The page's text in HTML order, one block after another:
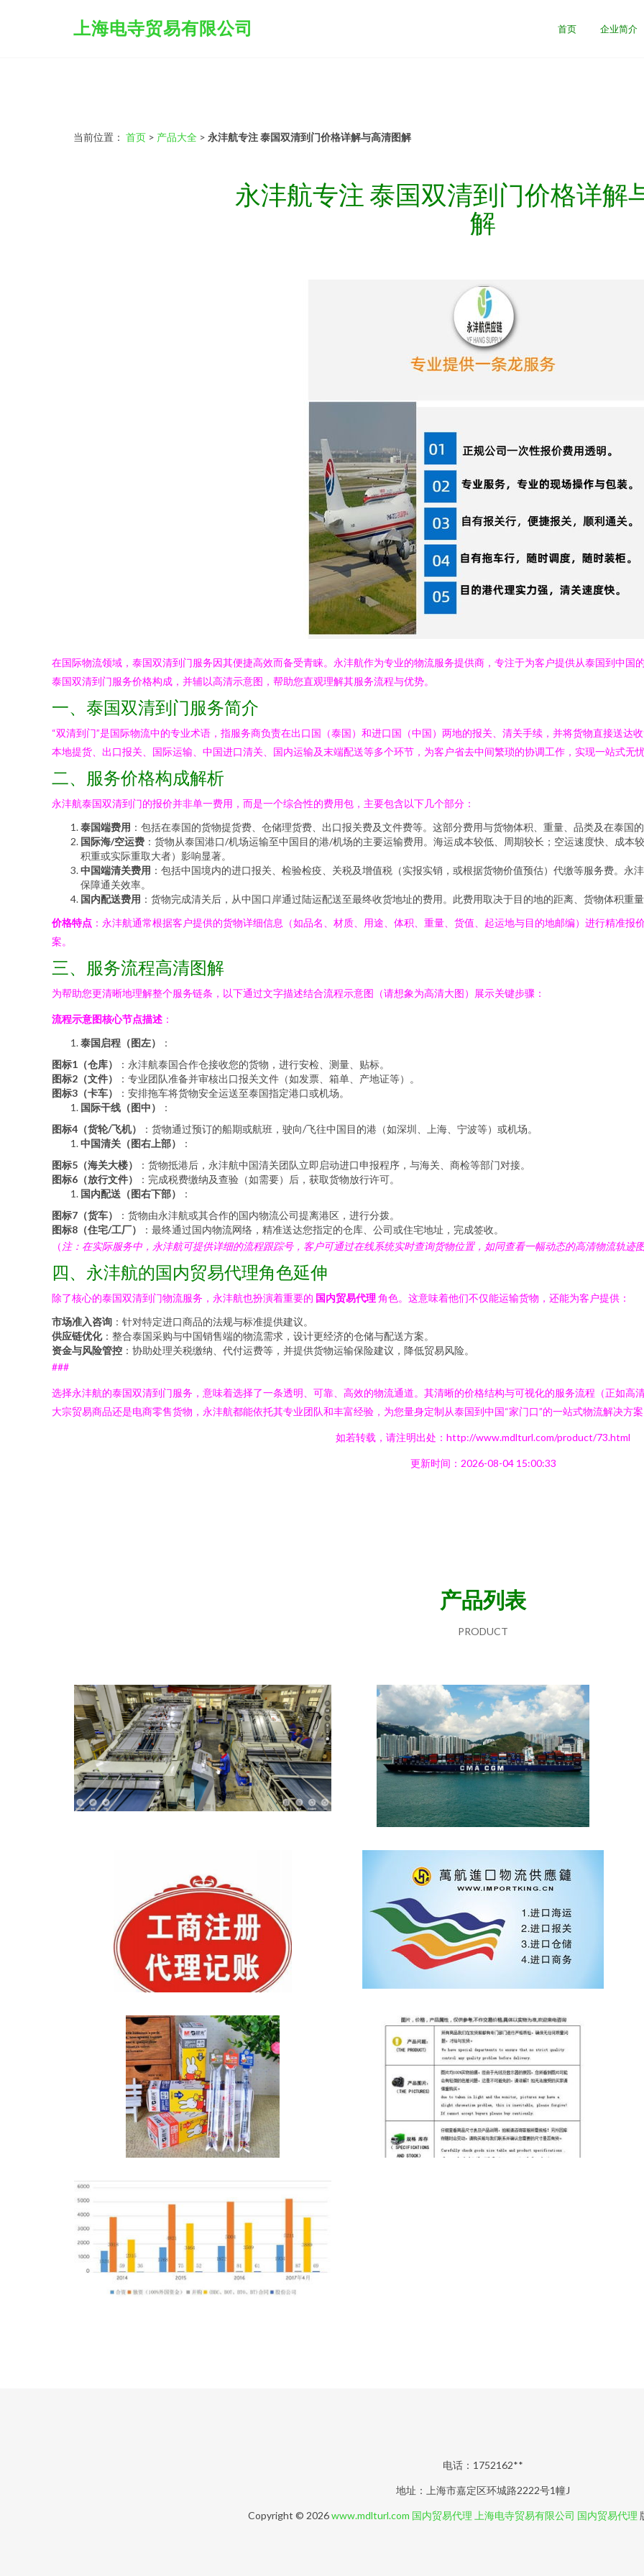
上海电寺贸易有限公司 首页 企业简介
当前位置： 首页 > 产品大全 > 永沣航专注 泰国双清到门价格详解与高清图解
永沣航专注 泰国双清到门价格详解
解
在国际物流领域，泰国双清到门服务因其便捷高效而备受青睐。永沣航作为专业的物流服务提供商，专注于为客户提供从泰国到中国
泰国双清到门服务价格构成，并辅以高清示意图，帮助您直观理解其服务流程与优势。
一、泰国双清到门服务简介
“双清到门”是国际物流中的专业术语，指服务商负责在出口国（泰国）和进口国（中国）两地的报关、清关手续，并将货物直接送达
本地提货、出口报关、国际运输、中国进口清关、国内运输及末端配送等多个环节，为客户省去中间繁琐的协调工作，实现一站式无
二、服务价格构成解析
永沣航泰国双清到门的报价并非单一费用，而是一个综合性的费用包，主要包含以下几个部分：
泰国端费用 ：包括在泰国的货物提货费、仓储理货费、出口报关费及文件费等。这部分费用与货物体积、重量、品类及在泰国
国际海/空运费 ：货物从泰国港口/机场运输至中国目的港/机场的主要运输费用。海运成本较低、周期较长；空运速度快、成
积重或实际重取大者）影响显著。
中国端清关费用 ：包括中国境内的进口报关、检验检疫、关税及增值税（实报实销，或根据货物价值预估）代缴等服务费。永
保障通关效率。
国内配送费用 ：货物完成清关后，从中国口岸通过陆运配送至最终收货地址的费用。此费用取决于目的地的距离、货物体积重
价格特点 ：永沣航通常根据客户提供的货物详细信息（如品名、材质、用途、体积、重量、货值、起运地与目的地邮编）进行精准
案。
三、服务流程高清图解
为帮助您更清晰地理解整个服务链条，以下通过文字描述结合流程示意图（请想象为高清大图）展示关键步骤：
流程示意图核心节点描述 ：
泰国启程（图左）
：
图标1（仓库）
：永沣航泰国合作仓接收您的货物，进行安检、测量、贴标。
图标2（文件）
：专业团队准备并审核出口报关文件（如发票、箱单、产地证等）。
图标3（卡车）
：安排拖车将货物安全运送至泰国指定港口或机场。
国际干线（图中）
：
图标4（货轮/飞机）
：货物通过预订的船期或航班，驶向/飞往中国目的港（如深圳、上海、宁波等）或机场。
中国清关（图右上部）
：
图标5（海关大楼）
：货物抵港后，永沣航中国清关团队立即启动进口申报程序，与海关、商检等部门对接。
图标6（放行文件）
：完成税费缴纳及查验（如需要）后，获取货物放行许可。
国内配送（图右下部）
：
图标7（货车）
：货物由永沣航或其合作的国内物流公司提离港区，进行分拨。
图标8（住宅/工厂）
：最终通过国内物流网络，精准送达您指定的仓库、公司或住宅地址，完成签收。
（ 注：在实际服务中，永沣航可提供详细的流程跟踪号，客户可通过在线系统实时查询货物位置，如同查看一幅动态的高清物流轨迹
四、永沣航的国内贸易代理角色延伸
除了核心的泰国双清到门物流服务，永沣航也扮演着重要的 国内贸易代理角色。这意味着他们不仅能运输货物，还能为客户提供：
市场准入咨询 ：针对特定进口商品的法规与标准提供建议。
供应链优化：整合泰国采购与中国销售端的物流需求，设计更经济的仓储与配送方案。
资金与风险管控 ：协助处理关税缴纳、代付运费等，并提供货物运输保险建议，降低贸易风险。
###
选择永沣航的泰国双清到门服务，意味着选择了一条透明、可靠、高效的物流通道。其清晰的价格结构与可视化的服务流程（正如高
大宗贸易商品还是电商零售货物，永沣航都能依托其专业团队和丰富经验，为您量身定制从泰国到中国“家门口”的一站式物流解决方
如若转载，请注明出处：http://www.mdlturl.com/product/73.html
更新时间：2026-08-04 15:00:33
产品列表
PRODUCT
电话：1752162**
地址：上海市嘉定区环城路2222号1幢J
Copyright © 2026www.mdlturl.com 国内贸易代理 上海电寺贸易有限公司 国内贸易代理